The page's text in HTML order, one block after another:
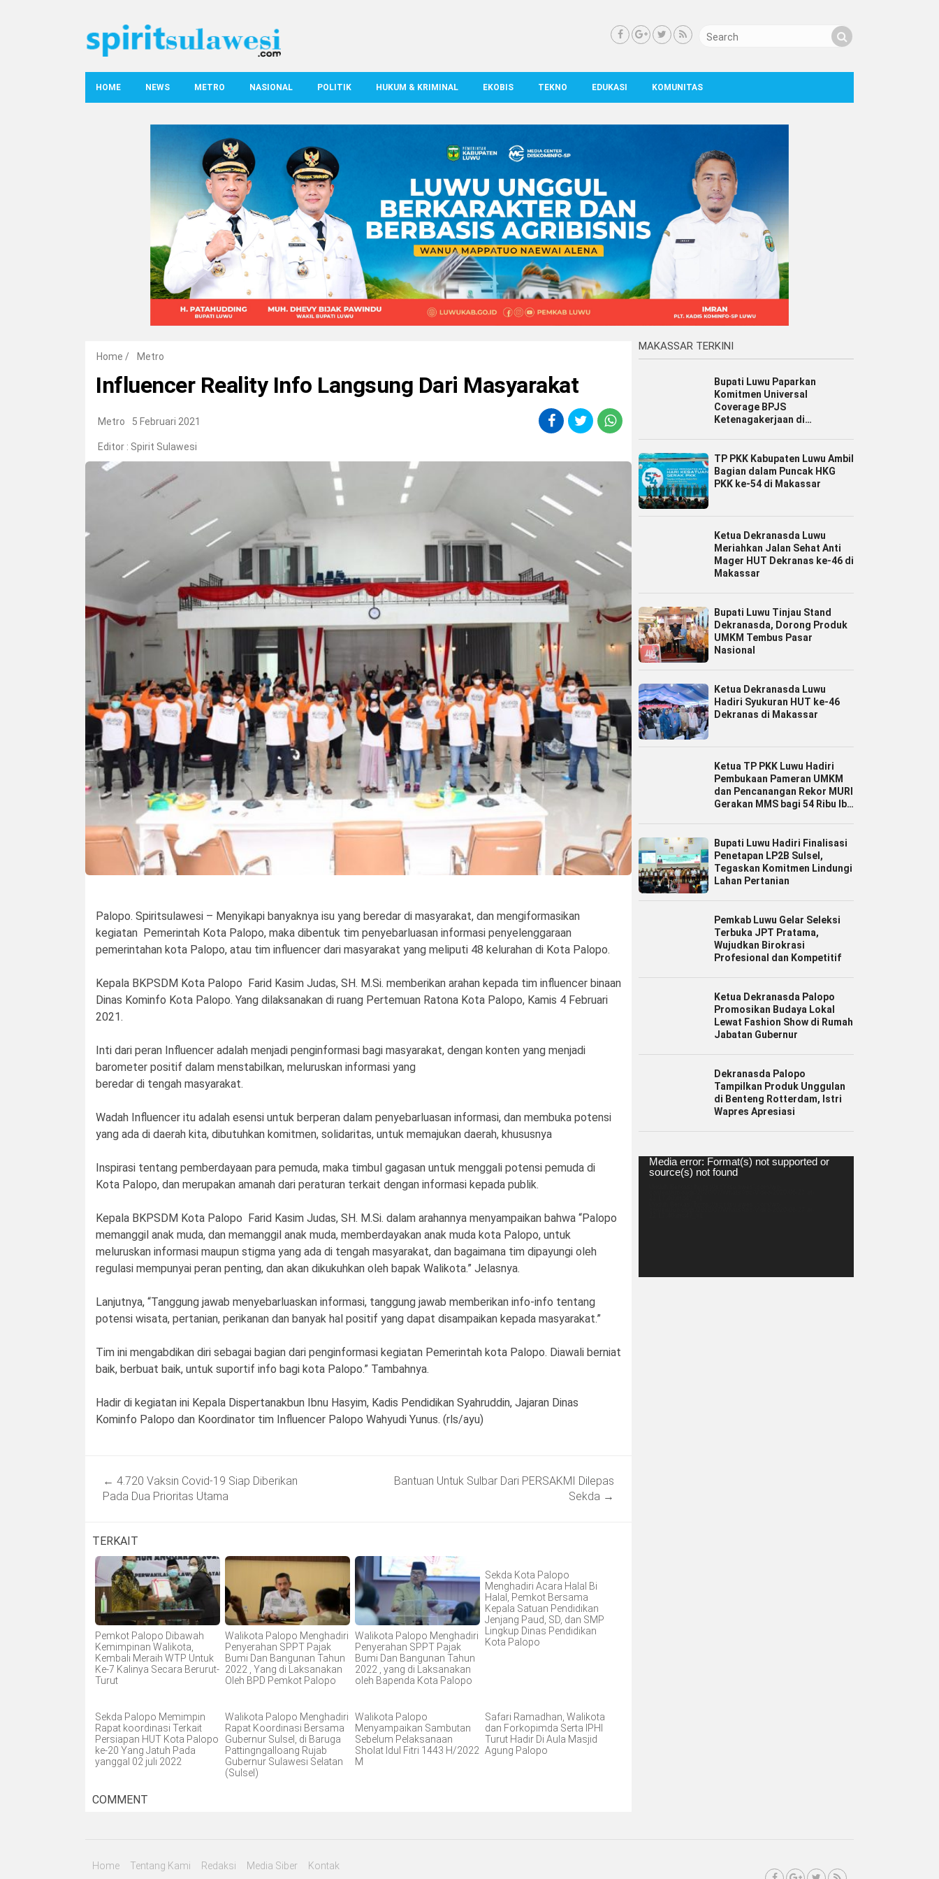
HOME NEWS METRO NASIONAL POLITIK HUKUM & KRIMINAL EKOBIS TEKNO EDUKASI KOMUNITAS
Home / Metro
Influencer Reality Info Langsung Dari Masyarakat
Metro 5 Februari 2021
Editor : Spirit Sulawesi
Palopo. Spiritsulawesi – Menyikapi banyaknya isu yang beredar di masyarakat, dan mengiformasikan
kegiatan Pemerintah Kota Palopo, maka dibentuk tim penyebarluasan informasi penyelenggaraan
pemerintahan kota Palopo, atau tim influencer dari masyarakat yang meliputi 48 kelurahan di Kota Palopo.
Kepala BKPSDM Kota Palopo Farid Kasim Judas, SH. M.Si. memberikan arahan kepada tim influencer binaan
Dinas Kominfo Kota Palopo. Yang dilaksanakan di ruang Pertemuan Ratona Kota Palopo, Kamis 4 Februari
2021.
Inti dari peran Influencer adalah menjadi penginformasi bagi masyarakat, dengan konten yang menjadi
barometer positif dalam menstabilkan, meluruskan informasi yang
beredar di tengah masyarakat.
Wadah Influencer itu adalah esensi untuk berperan dalam penyebarluasan informasi, dan membuka potensi
yang ada di daerah kita, dibutuhkan komitmen, solidaritas, untuk memajukan daerah, khususnya
Inspirasi tentang pemberdayaan para pemuda, maka timbul gagasan untuk menggali potensi pemuda di
Kota Palopo, dan merupakan amanah dari peraturan terkait dengan informasi kepada publik.
Kepala BKPSDM Kota Palopo Farid Kasim Judas, SH. M.Si. dalam arahannya menyampaikan bahwa “Palopo
memanggil anak muda, dan memanggil anak muda, memberdayakan anak muda kota Palopo, untuk
meluruskan informasi maupun stigma yang ada di tengah masyarakat, dan bagaimana tim dipayungi oleh
regulasi mempunyai peran penting, dan akan dikukuhkan oleh bapak Walikota.” Jelasnya.
Lanjutnya, “Tanggung jawab menyebarluaskan informasi, tanggung jawab memberikan info-info tentang
potensi wisata, pertanian, perikanan dan banyak hal positif yang dapat disampaikan kepada masyarakat.”
Tim ini mengabdikan diri sebagai bagian dari penginformasi kegiatan Pemerintah kota Palopo. Diawali berniat
baik, berbuat baik, untuk suportif info bagi kota Palopo.” Tambahnya.
Hadir di kegiatan ini Kepala Dispertanakbun Ibnu Hasyim, Kadis Pendidikan Syahruddin, Jajaran Dinas
Kominfo Palopo dan Koordinator tim Influencer Palopo Wahyudi Yunus. (rls/ayu)
navigation
← 4.720 Vaksin Covid-19 Siap Diberikan
Pada Dua Prioritas Utama
Bantuan Untuk Sulbar Dari PERSAKMI Dilepas
Sekda →
TERKAIT
Pemkot Palopo Dibawah
Kemimpinan Walikota,
Kembali Meraih WTP Untuk
Ke-7 Kalinya Secara Berurut-
Turut
Walikota Palopo Menghadiri
Penyerahan SPPT Pajak
Bumi Dan Bangunan Tahun
2022 , Yang di Laksanakan
Oleh BPD Pemkot Palopo
Walikota Palopo Menghadiri
Penyerahan SPPT Pajak
Bumi Dan Bangunan Tahun
2022 , yang di Laksanakan
oleh Bapenda Kota Palopo
Sekda Kota Palopo
Menghadiri Acara Halal Bi
Halal, Pemkot Bersama
Kepala Satuan Pendidikan
Jenjang Paud, SD, dan SMP
Lingkup Dinas Pendidikan
Kota Palopo
Sekda Palopo Memimpin
Rapat koordinasi Terkait
Persiapan HUT Kota Palopo
ke-20 Yang Jatuh Pada
yanggal 02 juli 2022
Walikota Palopo Menghadiri
Rapat Koordinasi Bersama
Gubernur Sulsel, di Baruga
Pattingngalloang Rujab
Gubernur Sulawesi Selatan
(Sulsel)
Walikota Palopo
Menyampaikan Sambutan
Sebelum Pelaksanaan
Sholat Idul Fitri 1443 H/2022
M
Safari Ramadhan, Walikota
dan Forkopimda Serta IPHI
Turut Hadir Di Aula Masjid
Agung Palopo
COMMENT
MAKASSAR TERKINI
Bupati Luwu Paparkan
Komitmen Universal
Coverage BPJS
Ketenagakerjaan di
TP PKK Kabupaten Luwu Ambil
Bagian dalam Puncak HKG
PKK ke-54 di Makassar
Ketua Dekranasda Luwu
Meriahkan Jalan Sehat Anti
Mager HUT Dekranas ke-46 di
Makassar
Bupati Luwu Tinjau Stand
Dekranasda, Dorong Produk
UMKM Tembus Pasar
Nasional
Ketua Dekranasda Luwu
Hadiri Syukuran HUT ke-46
Dekranas di Makassar
Ketua TP PKK Luwu Hadiri
Pembukaan Pameran UMKM
dan Pencanangan Rekor MURI
Gerakan MMS bagi 54 Ribu Ibu
Bupati Luwu Hadiri Finalisasi
Penetapan LP2B Sulsel,
Tegaskan Komitmen Lindungi
Lahan Pertanian
Pemkab Luwu Gelar Seleksi
Terbuka JPT Pratama,
Wujudkan Birokrasi
Profesional dan Kompetitif
Ketua Dekranasda Palopo
Promosikan Budaya Lokal
Lewat Fashion Show di Rumah
Jabatan Gubernur
Dekranasda Palopo
Tampilkan Produk Unggulan
di Benteng Rotterdam, Istri
Wapres Apresiasi
Pemutar
Video
Media error: Format(s) not supported or
source(s) not found
Home Tentang Kami Redaksi Media Siber Kontak